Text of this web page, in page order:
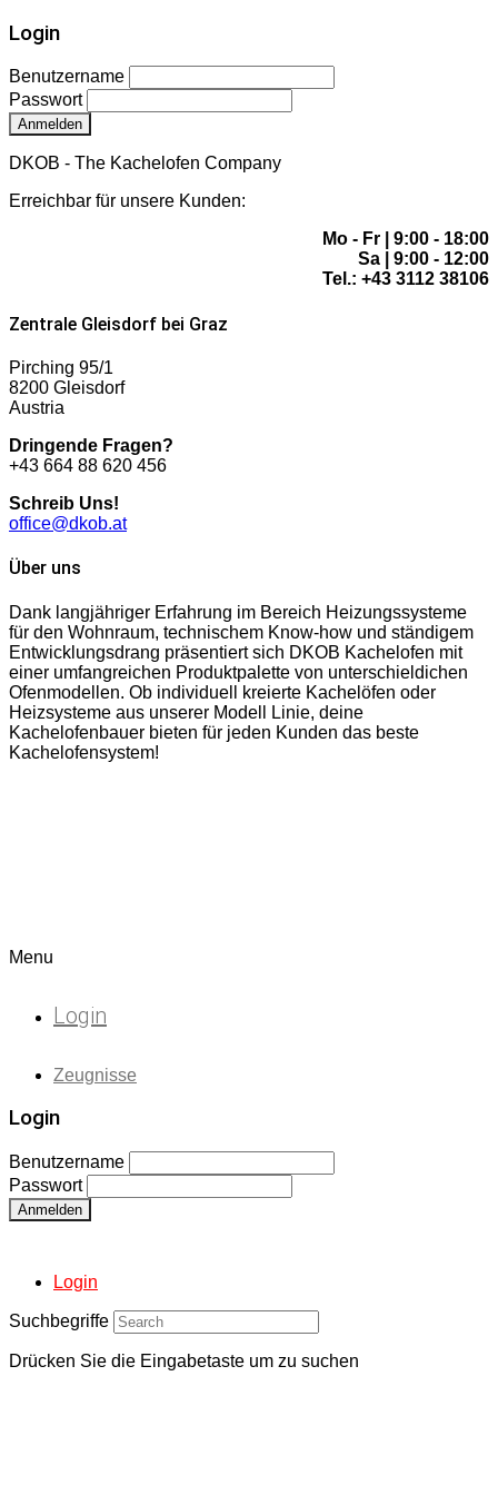
Login
Benutzername
Passwort
Anmelden
DKOB - The Kachelofen Company
Erreichbar für unsere Kunden:
Mo - Fr | 9:00 - 18:00
Sa | 9:00 - 12:00
Tel.: +43 3112 38106
Zentrale Gleisdorf bei Graz
Pirching 95/1
8200 Gleisdorf
Austria
Dringende Fragen?
+43 664 88 620 456
Schreib Uns!
office@dkob.at
Über uns
Dank langjähriger Erfahrung im Bereich Heizungssysteme
für den Wohnraum, technischem Know-how und ständigem
Entwicklungsdrang präsentiert sich DKOB Kachelofen mit
einer umfangreichen Produktpalette von unterschieldichen
Ofenmodellen. Ob individuell kreierte Kachelöfen oder
Heizsysteme aus unserer Modell Linie, deine
Kachelofenbauer bieten für jeden Kunden das beste
Kachelofensystem!
Menu
Login
Zeugnisse
Login
Benutzername
Passwort
Anmelden
Login
Suchbegriffe
Drücken Sie die Eingabetaste um zu suchen